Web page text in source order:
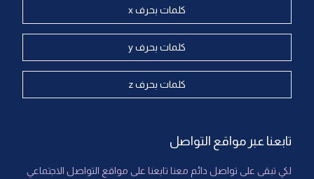
كلمات بحرف x
كلمات بحرف y
كلمات بحرف z
تابعنا عبر مواقع التواصل
لكي تبقى على تواصل دائم معنا تابعنا على مواقع التواصل الاجتماعي